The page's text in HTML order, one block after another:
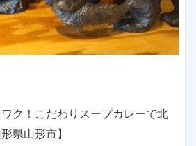
ク！こだわりスープカレーで北
県山形市】